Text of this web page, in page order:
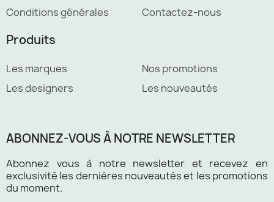
Conditions générales
Contactez-nous
Produits
Les marques
Les designers
Nos promotions
Les nouveautés
ABONNEZ-VOUS À NOTRE NEWSLETTER
Abonnez vous à notre newsletter et recevez en
exclusivité les dernières nouveautés et les promotions
du moment.